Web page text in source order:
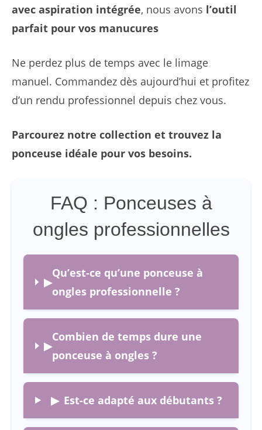
avec aspiration intégrée, nous avons l’outil
parfait pour vos manucures
Ne perdez plus de temps avec le limage
manuel. Commandez dès aujourd’hui et profitez
d’un rendu professionnel depuis chez vous.
Parcourez notre collection et trouvez la
ponceuse idéale pour vos besoins.
FAQ : Ponceuses à
ongles professionnelles
▶
Qu’est-ce qu’une ponceuse à
ongles professionnelle ?
▶
Combien de temps dure une
ponceuse à ongles ?
▶ Est-ce adapté aux débutants ?